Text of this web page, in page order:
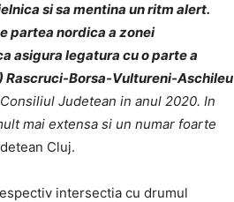
si sa mentina un ritm alert.
partea nordica a zonei
asigura legatura cu o parte a
Rascruci-Borsa-Vultureni-Aschileu
Judetean in anul 2020. In
mai extensa si un numar foarte
Cluj.
intersectia cu drumul